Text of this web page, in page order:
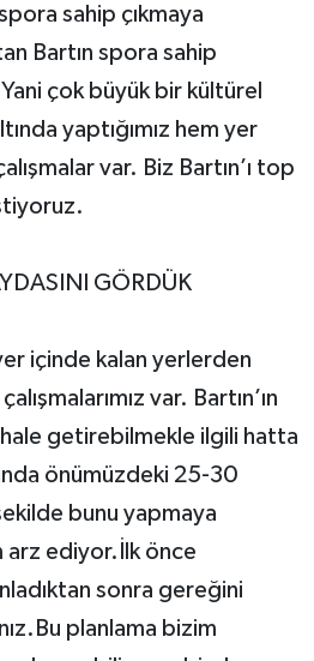
sahip çıkmaya
Bartın spora sahip
Yani çok büyük bir kültürel
yaptığımız hem yer
var. Biz Bartın’ı top
GÖRDÜK
içinde kalan yerlerden
var. Bartın’ın
hale getirebilmekle ilgili hatta
önümüzdeki 25-30
bunu yapmaya
arz ediyor.İlk önce
sonra gereğini
planlama bizim